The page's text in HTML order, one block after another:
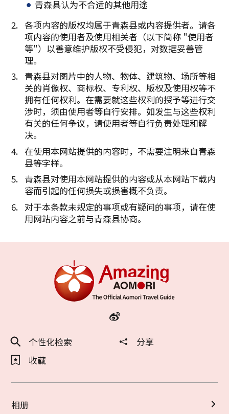
青森县认为不合适的其他用途
各项内容的版权均属于青森县或内容提供者。请各
项内容的使用者及使用相关者（以下简称 "使用者
等"）以善意维护版权不受侵犯，对数据妥善管
理。
青森县对图片中的人物、物体、建筑物、场所等相
关的肖像权、商标权、专利权、版权及使用权等不
拥有任何权利。在需要就这些权利的授予等进行交
涉时，须由使用者等自行安排。如发生与这些权利
有关的任何争议，请使用者等自行负责处理和解
决。
在使用本网站提供的内容时，不需要注明来自青森
县等字样。
青森县对使用本网站提供的内容或从本网站下载内
容而引起的任何损失或损害概不负责。
对于本条款未规定的事项或有疑问的事项，请在使
用网站内容之前与青森县协商。
个性化检索
分享
收藏
相册